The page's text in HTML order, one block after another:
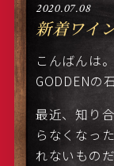
2020.07.08
新着ワイ
こんばんは
GODDENの
最近、知り
らなくなっ
れないもの